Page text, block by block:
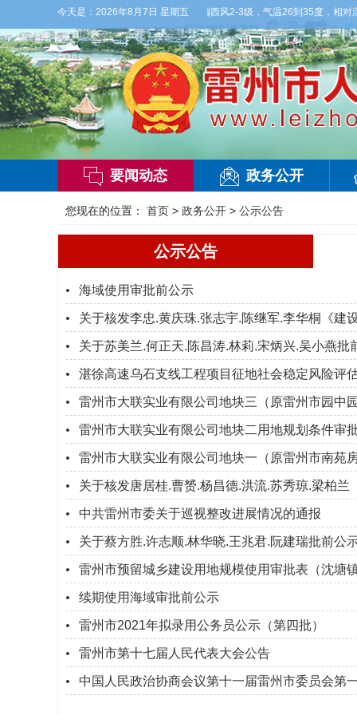
今天是： 2026年8月7日 星期五
】今晚到明天白天，多云，局部有雷阵雨，偏西风2-3级，气温26到35度，相对
要闻动态 政务公开
您现在的位置： 首页 > 政务公开 > 公示公告
公示公告
海域使用审批前公示
关于核发李忠.黄庆珠.张志宇.陈继军.李华桐《建
关于苏美兰.何正天.陈昌涛.林莉.宋炳兴.吴小燕批
湛徐高速乌石支线工程项目征地社会稳定风险评
雷州市大联实业有限公司地块三（原雷州市园中
雷州市大联实业有限公司地块二用地规划条件审
雷州市大联实业有限公司地块一（原雷州市南苑
关于核发唐居桂.曹赟.杨昌德.洪流.苏秀琼.梁柏
中共雷州市委关于巡视整改进展情况的通报
关于蔡方胜.许志顺.林华晓.王兆君.阮建瑞批前公
雷州市预留城乡建设用地规模使用审批表（沈塘
续期使用海域审批前公示
雷州市2021年拟录用公务员公示（第四批）
雷州市第十七届人民代表大会公告
中国人民政治协商会议第十一届雷州市委员会第